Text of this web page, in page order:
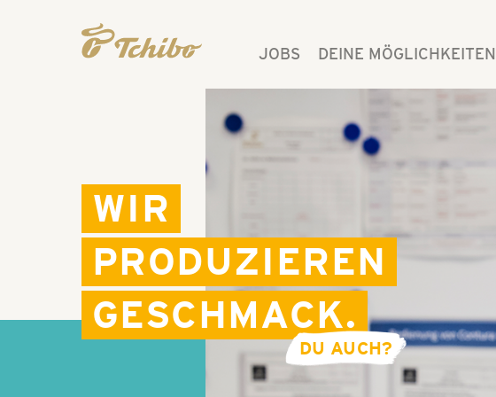
JOBS DEINE MÖGLICHKEITEN
WIR
PRODUZIEREN
GESCHMACK.
DU AUCH?